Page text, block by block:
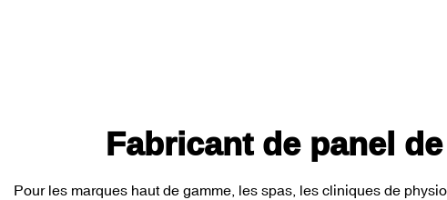
Fabricant de panel
Pour les marques haut de gamme, les spas, les cliniques de